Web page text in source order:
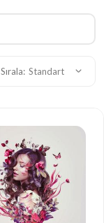
Sırala: Standart